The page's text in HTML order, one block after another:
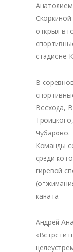
открыл
стадионе
В
Восхода,
Чубарово.
Команды
среди
гиревой
каната.
Андрей